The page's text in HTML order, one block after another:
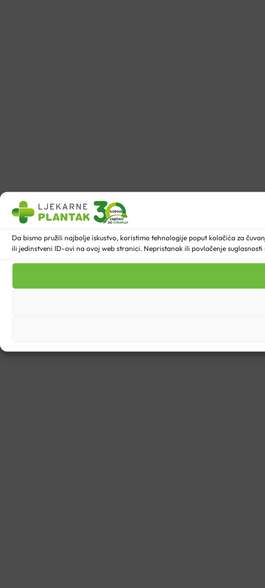
Da bismo pružili najbolje iskustvo, koristimo tehnologije poput kolačića za
ili jedinstveni ID-ovi na ovoj web stranici. Nepristanak ili povlačenje